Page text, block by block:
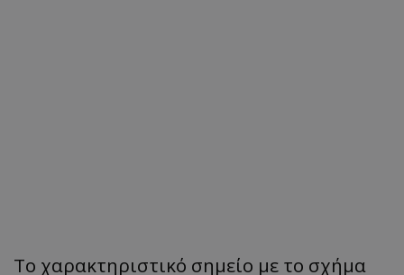
Το χαρακτηριστικό σημείο με το σχήμα